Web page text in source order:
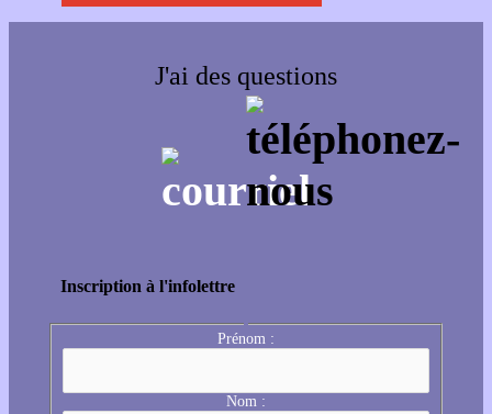
J'ai des questions
Inscription à l'infolettre
Prénom :
Nom :